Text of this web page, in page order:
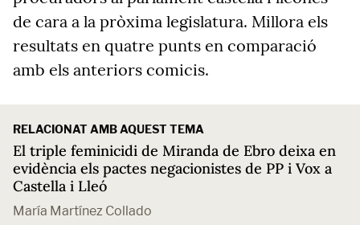
de cara a la pròxima legislatura. Millora els
resultats en quatre punts en comparació
amb els anteriors comicis.
RELACIONAT AMB AQUEST TEMA
El triple feminicidi de Miranda de Ebro deixa en
evidència els pactes negacionistes de PP i Vox a
Castella i Lleó
María Martínez Collado